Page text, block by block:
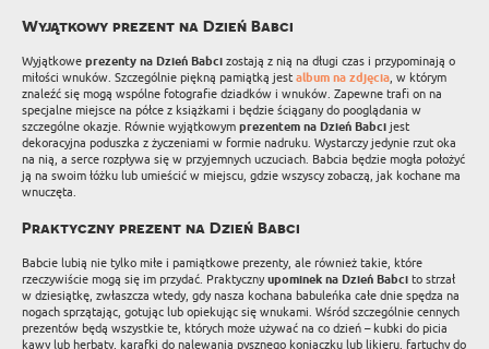
Wyjątkowy prezent na Dzień Babci
Wyjątkowe prezenty na Dzień Babci zostają z nią na długi czas i przypominają o
miłości wnuków. Szczególnie piękną pamiątką jest album na zdjęcia, w którym
znaleźć się mogą wspólne fotografie dziadków i wnuków. Zapewne trafi on na
specjalne miejsce na półce z książkami i będzie ściągany do pooglądania w
szczególne okazje. Równie wyjątkowym prezentem na Dzień Babci jest
dekoracyjna poduszka z życzeniami w formie nadruku. Wystarczy jedynie rzut oka
na nią, a serce rozpływa się w przyjemnych uczuciach. Babcia będzie mogła położyć
ją na swoim łóżku lub umieścić w miejscu, gdzie wszyscy zobaczą, jak kochane ma
wnuczęta.
Praktyczny prezent na Dzień Babci
Babcie lubią nie tylko miłe i pamiątkowe prezenty, ale również takie, które
rzeczywiście mogą się im przydać. Praktycznyupominek na Dzień Babci to strzał
w dziesiątkę, zwłaszcza wtedy, gdy nasza kochana babuleńka całe dnie spędza na
nogach sprzątając, gotując lub opiekując się wnukami. Wśród szczególnie cennych
prezentów będą wszystkie te, których może używać na co dzień – kubki do picia
kawy lub herbaty, karafki do nalewania pysznego koniaczku lub likieru, fartuchy do